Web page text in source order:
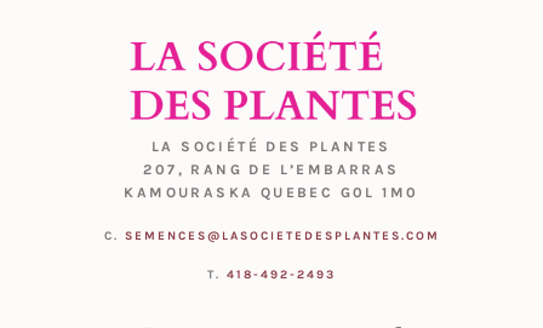
LA SOCIÉTÉ DES PLANTES
207, RANG DE L’EMBARRAS
KAMOURASKA QUEBEC G0L 1M0
C. SEMENCES@LASOCIETEDESPLANTES.COM
T. 418-492-2493